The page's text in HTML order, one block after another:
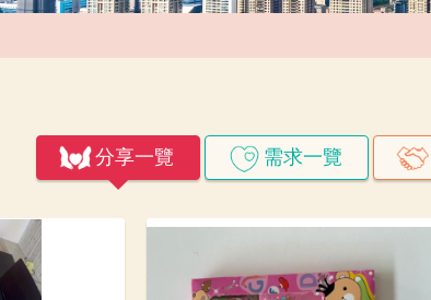
分享一覽 需求一覽